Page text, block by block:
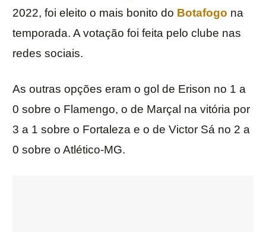
2022, foi eleito o mais bonito do Botafogo na
temporada. A votação foi feita pelo clube nas
redes sociais.
As outras opções eram o gol de Erison no 1 a
0 sobre o Flamengo, o de Marçal na vitória por
3 a 1 sobre o Fortaleza e o de Victor Sá no 2 a
0 sobre o Atlético-MG.